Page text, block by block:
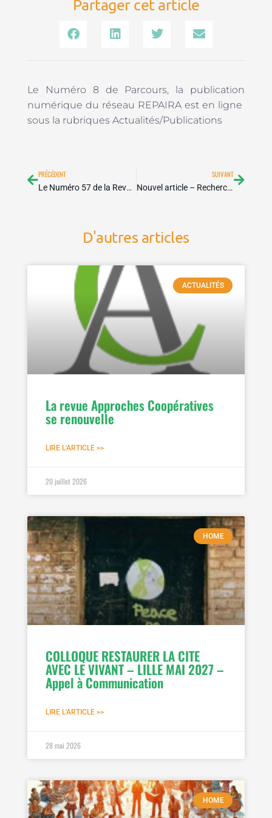
Partager cet article
Le Numéro 8 de Parcours, la publication
numérique du réseau REPAIRA est en ligne
sous la rubriques Actualités/Publications
PRÉCÉDENT
Le Numéro 57 de la Revue Savoirs vient de paraître
SUIVANT
Nouvel article – Recherche
D'autres articles
ACTUALITÉS
La revue Approches Coopératives
se renouvelle
LIRE L'ARTICLE >>
20 juillet 2026
HOME
COLLOQUE RESTAURER LA CITE
AVEC LE VIVANT – LILLE MAI 2027 –
Appel à Communication
LIRE L'ARTICLE >>
28 mai 2026
HOME